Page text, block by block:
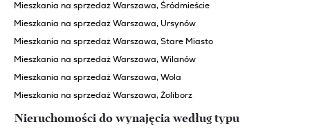
Mieszkania na sprzedaż Warszawa, Śródmieście
Mieszkania na sprzedaż Warszawa, Ursynów
Mieszkania na sprzedaż Warszawa, Stare Miasto
Mieszkania na sprzedaż Warszawa, Wilanów
Mieszkania na sprzedaż Warszawa, Wola
Mieszkania na sprzedaż Warszawa, Żoliborz
Nieruchomości do wynajęcia według typu